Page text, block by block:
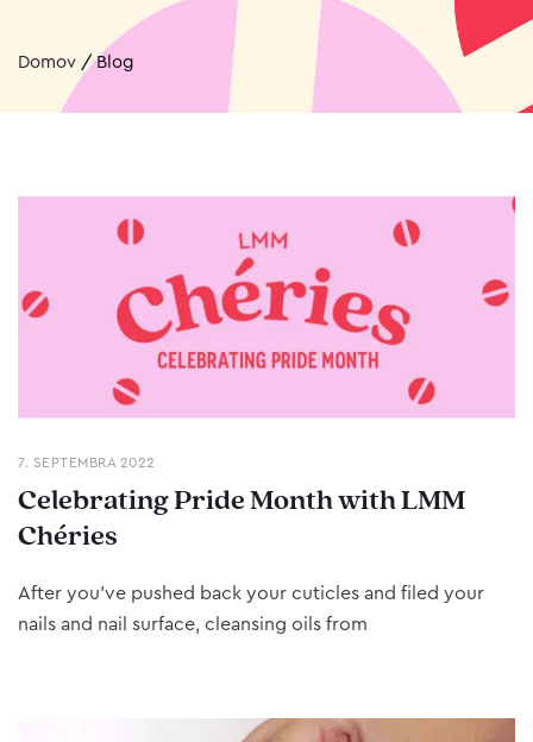
Domov /Blog
7. SEPTEMBRA 2022
Celebrating Pride Month with LMM
Chéries
After you’ve pushed back your cuticles and filed your
nails and nail surface, cleansing oils from